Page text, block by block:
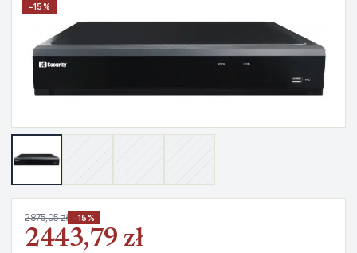
−15%
2875,05 zł −15%
2443,79 zł